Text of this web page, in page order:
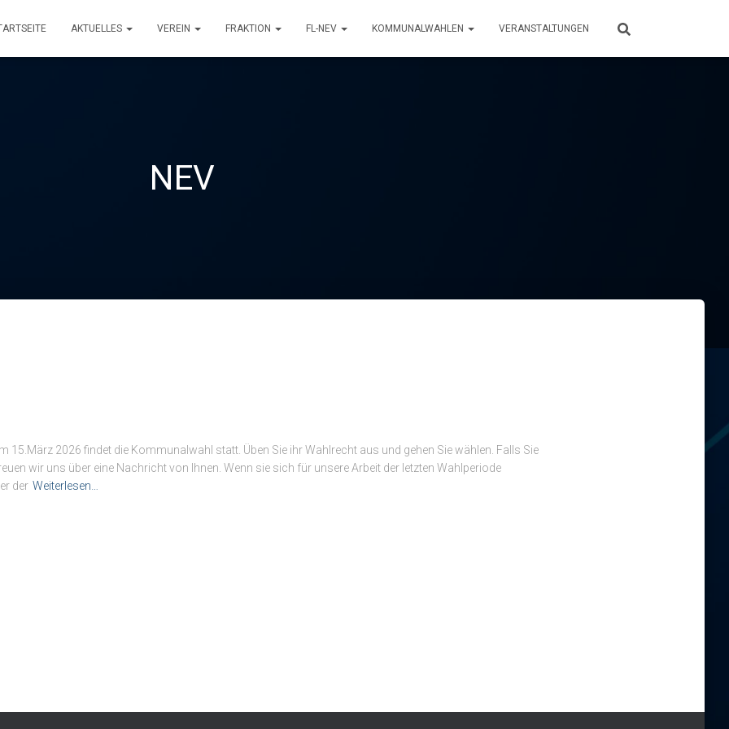
AKTUELLES VEREIN FRAKTION FL-NEV KOMMUNALWAHLEN VERANSTALTUNGEN
NEV
15.März 2026 findet die Kommunalwahl statt. Üben Sie ihr Wahlrecht aus und gehen Sie wählen. Falls Sie
wir uns über eine Nachricht von Ihnen. Wenn sie sich für unsere Arbeit der letzten Wahlperiode
der Weiterlesen…